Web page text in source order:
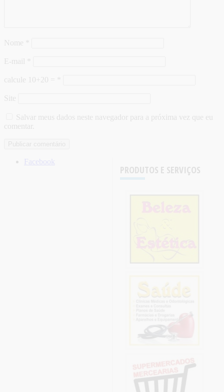
Nome
E-mail
calcule 10+20 =
Site
Salvar meus dados neste navegador para a próxima vez que eu
comentar.
PRODUTOS E SERVIÇOS
Facebook